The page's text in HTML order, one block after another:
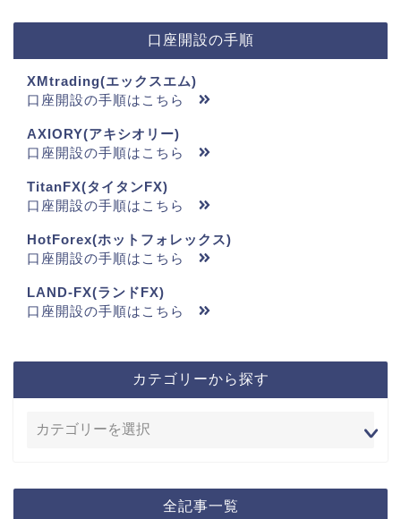
口座開設の手順
XMtrading(エックスエム)
口座開設の手順はこちら
AXIORY(アキシオリー)
口座開設の手順はこちら
TitanFX(タイタンFX)
口座開設の手順はこちら
HotForex(ホットフォレックス)
口座開設の手順はこちら
LAND-FX(ランドFX)
口座開設の手順はこちら
カテゴリーから探す
全記事一覧